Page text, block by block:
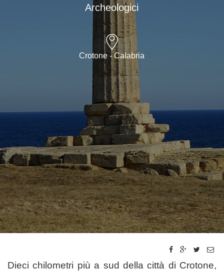
Archeologici
Crotone - Calabria
Dieci chilometri più a sud della città di Crotone,